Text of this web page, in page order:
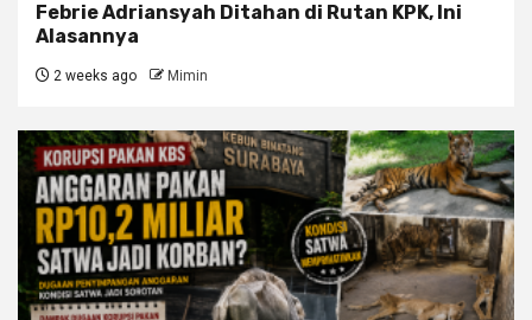
Febrie Adriansyah Ditahan di Rutan KPK, Ini
Alasannya
2 weeks ago Mimin